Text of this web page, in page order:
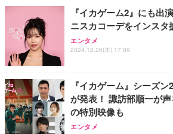
【整備済み品】 ゲーミング
型 UNITCOM biz-h 10世代
0 8G - 32GBメモリ - 大容量
【整備済み品】Dell
トップPC Core i5-13500
2GB+HDD1TB MS Office
エレコム WiFi ルーター 無線
+688Mbps IPv6(IPoE)対応 エ
701-B
バッファロー Wi-Fi 6 ルー
R-3000AX4P/NBK (× 2)
【Amazon.co.jp限定】【2年
インチ 外付けハードディス
レビ録画/デスクトップ/ラッ
【Amazon.co.jp限定】【2年
インチ 外付けハードディス
レビ録画/デスクトップ/ラッ
『イカゲーム2』にも出
ニスカコーデをインスタ
エンタメ
2024.12.26(木) 17:09
『イカゲーム』シーズ
が発表！ 諏訪部順一が
の特別映像も
エンタメ